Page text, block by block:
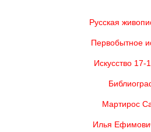
Русская
Первобытное
Искусство 17-
Мартирос
Илья